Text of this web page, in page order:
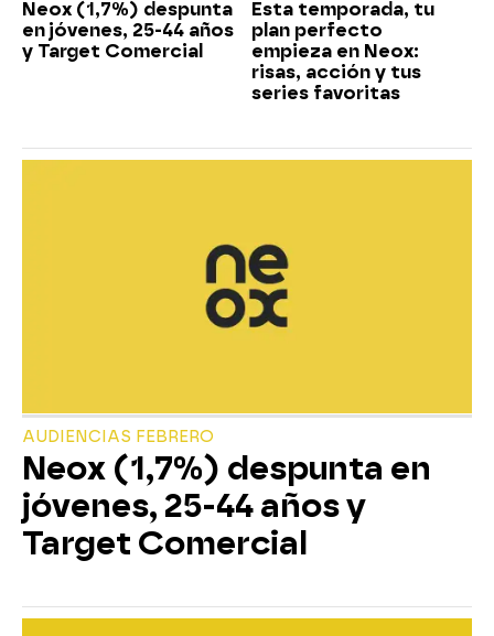
Neox (1,7%) despunta
en jóvenes, 25-44 años
y Target Comercial
Esta temporada, tu
plan perfecto
empieza en Neox:
risas, acción y tus
series favoritas
AUDIENCIAS FEBRERO
Neox (1,7%) despunta en
jóvenes, 25-44 años y
Target Comercial